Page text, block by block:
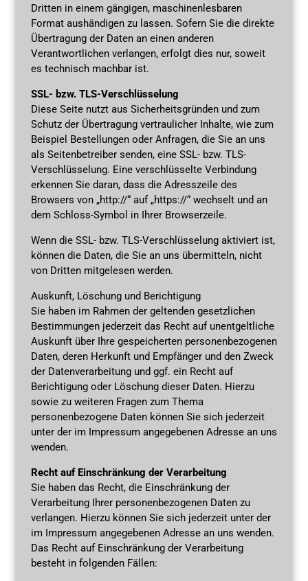
Dritten in einem gängigen, maschinenlesbaren
Format aushändigen zu lassen. Sofern Sie die direkte
Übertragung der Daten an einen anderen
Verantwortlichen verlangen, erfolgt dies nur, soweit
es technisch machbar ist.
SSL- bzw. TLS-Verschlüsselung
Diese Seite nutzt aus Sicherheitsgründen und zum
Schutz der Übertragung vertraulicher Inhalte, wie zum
Beispiel Bestellungen oder Anfragen, die Sie an uns
als Seitenbetreiber senden, eine SSL- bzw. TLS-
Verschlüsselung. Eine verschlüsselte Verbindung
erkennen Sie daran, dass die Adresszeile des
Browsers von „http://“ auf „https://“ wechselt und an
dem Schloss-Symbol in Ihrer Browserzeile.
Wenn die SSL- bzw. TLS-Verschlüsselung aktiviert ist,
können die Daten, die Sie an uns übermitteln, nicht
von Dritten mitgelesen werden.
Auskunft, Löschung und Berichtigung
Sie haben im Rahmen der geltenden gesetzlichen
Bestimmungen jederzeit das Recht auf unentgeltliche
Auskunft über Ihre gespeicherten personenbezogenen
Daten, deren Herkunft und Empfänger und den Zweck
der Datenverarbeitung und ggf. ein Recht auf
Berichtigung oder Löschung dieser Daten. Hierzu
sowie zu weiteren Fragen zum Thema
personenbezogene Daten können Sie sich jederzeit
unter der im Impressum angegebenen Adresse an uns
wenden.
Recht auf Einschränkung der Verarbeitung
Sie haben das Recht, die Einschränkung der
Verarbeitung Ihrer personenbezogenen Daten zu
verlangen. Hierzu können Sie sich jederzeit unter der
im Impressum angegebenen Adresse an uns wenden.
Das Recht auf Einschränkung der Verarbeitung
besteht in folgenden Fällen: